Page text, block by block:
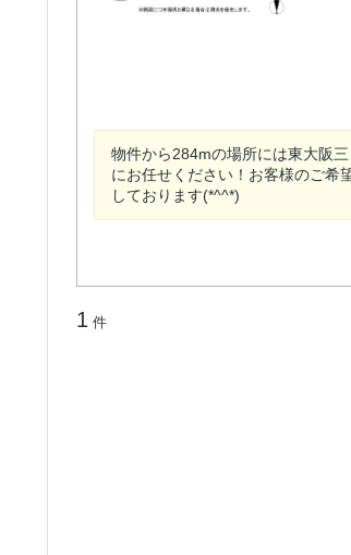
物件から284mの場所には東大阪
にお任せください！お客様のご希
しております(*^^*)
1 件